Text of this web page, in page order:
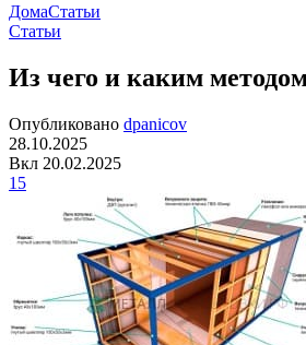
ДомаСтатьи
Статьи
Из чего и каким
Опубликовано dpanicov
28.10.2025
Вкл 20.02.2025
15